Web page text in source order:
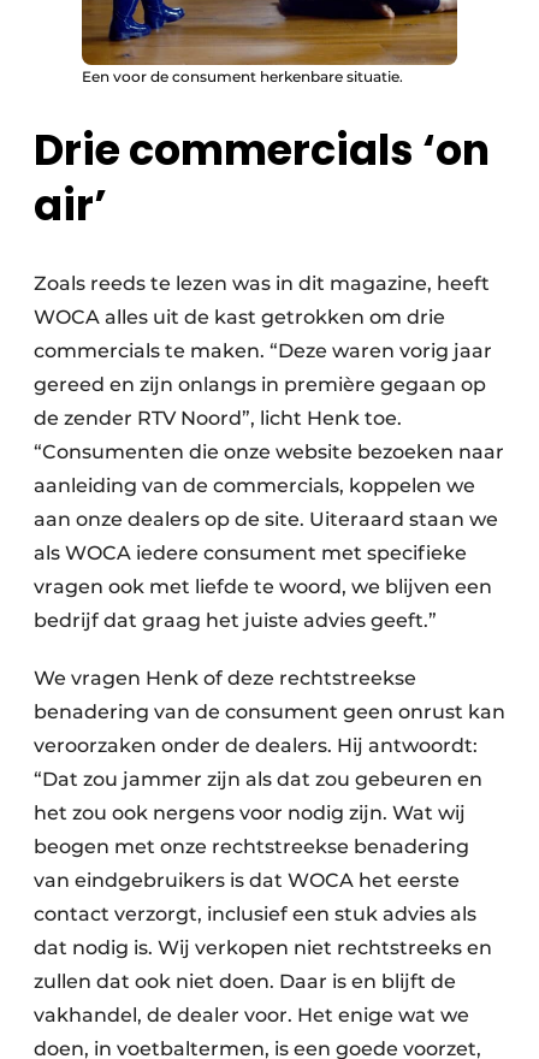
Een voor de consument herkenbare situatie.
Drie commercials ‘on
air’
Zoals reeds te lezen was in dit magazine, heeft
WOCA alles uit de kast getrokken om drie
commercials te maken. “Deze waren vorig jaar
gereed en zijn onlangs in première gegaan op
de zender RTV Noord”, licht Henk toe.
“Consumenten die onze website bezoeken naar
aanleiding van de commercials, koppelen we
aan onze dealers op de site. Uiteraard staan we
als WOCA iedere consument met specifieke
vragen ook met liefde te woord, we blijven een
bedrijf dat graag het juiste advies geeft.”
We vragen Henk of deze rechtstreekse
benadering van de consument geen onrust kan
veroorzaken onder de dealers. Hij antwoordt:
“Dat zou jammer zijn als dat zou gebeuren en
het zou ook nergens voor nodig zijn. Wat wij
beogen met onze rechtstreekse benadering
van eindgebruikers is dat WOCA het eerste
contact verzorgt, inclusief een stuk advies als
dat nodig is. Wij verkopen niet rechtstreeks en
zullen dat ook niet doen. Daar is en blijft de
vakhandel, de dealer voor. Het enige wat we
doen, in voetbaltermen, is een goede voorzet,